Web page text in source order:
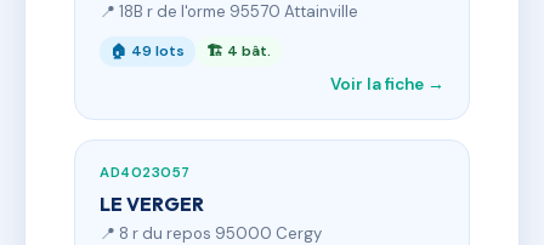
📍 18B r de l'orme 95570 Attainville
🏠 49 lots 🏗 4 bât.
Voir la fiche →
AD4023057
LE VERGER
📍 8 r du repos 95000 Cergy